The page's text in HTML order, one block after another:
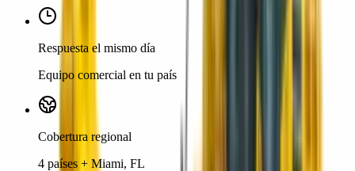
Respuesta el mismo día
Equipo comercial en tu país
Cobertura regional
4 países + Miami, FL